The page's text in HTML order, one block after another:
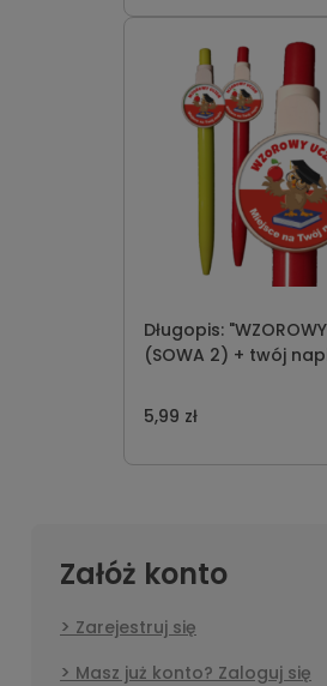
Długopis:
(SOWA 2) + twój
5,99 zł
Załóż konto
Zarejestruj się
Masz już konto? Zaloguj się